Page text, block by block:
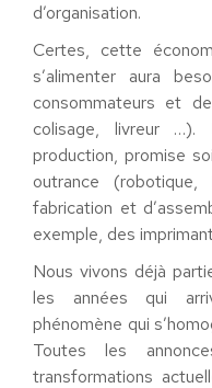
d’organisation.
Certes, cette
s’alimenter aura
consommateurs et
colisage, livreur
production, promise
outrance
fabrication et
exemple, des
Nous vivons déjà
les années qui
phénomène qui
Toutes les
transformations